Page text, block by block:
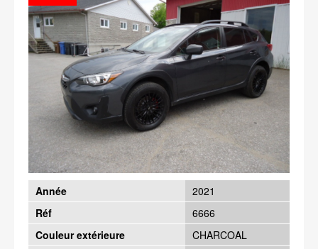
Année
2021
Réf
6666
Couleur extérieure
CHARCOAL